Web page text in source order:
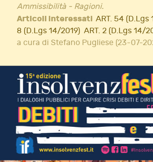
Ammissibilità - Ragioni.
Articoli interessati ART. 54 (D.Lgs
8 (D.Lgs 14/2019) ART. 2 (D.Lgs 14/
a cura di Stefano Pugliese (23-07-